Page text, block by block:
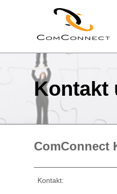
Kontakt
ComConnect
Kontakt:
E-mail-
Marketing
E-mail-
Sicherheit
Management